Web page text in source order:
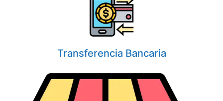
Transferencia Bancaria